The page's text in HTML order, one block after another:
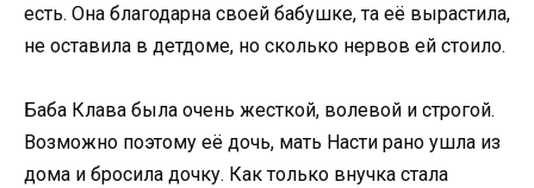
есть. Она благодарна своей бабушке, та её вырастила,
не оставила в детдоме, но сколько нервов ей стоило.
Баба Клава была очень жесткой, волевой и строгой.
Возможно поэтому её дочь, мать Насти рано ушла из
дома и бросила дочку. Как только внучка стала